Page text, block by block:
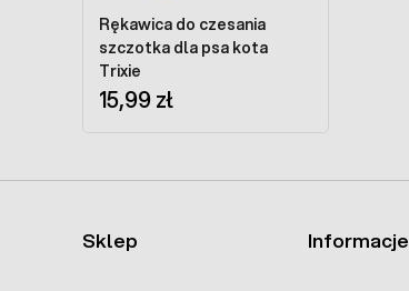
Rękawica do czesania
szczotka dla psa kota
Trixie
15,99 zł
Sklep Informacje